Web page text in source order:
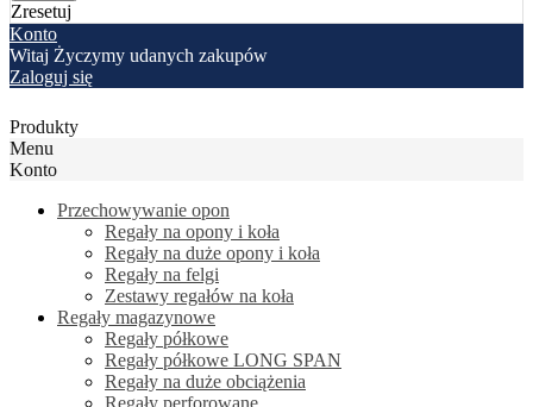
Zresetuj
Konto
Witaj Życzymy udanych zakupów
Zaloguj się
Produkty
Menu
Konto
Przechowywanie opon
Regały na opony i koła
Regały na duże opony i koła
Regały na felgi
Zestawy regałów na koła
Regały magazynowe
Regały półkowe
Regały półkowe LONG SPAN
Regały na duże obciążenia
Regały perforowane